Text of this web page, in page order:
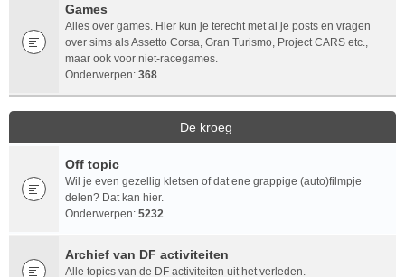
Games
Alles over games. Hier kun je terecht met al je posts en vragen
over sims als Assetto Corsa, Gran Turismo, Project CARS etc.,
maar ook voor niet-racegames.
Onderwerpen: 368
De kroeg
Off topic
Wil je even gezellig kletsen of dat ene grappige (auto)filmpje
delen? Dat kan hier.
Onderwerpen: 5232
Archief van DF activiteiten
Alle topics van de DF activiteiten uit het verleden.